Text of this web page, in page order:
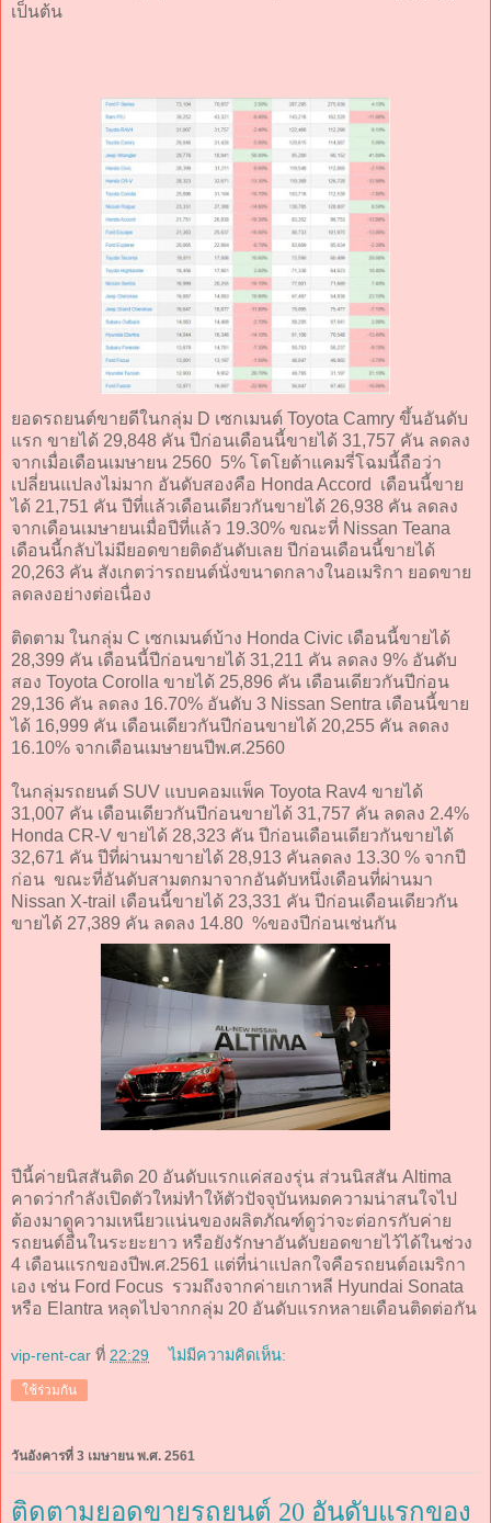
เป็นต้น
ยอดรถยนต์ขายดีในกลุ่ม D เซกเมนต์ Toyota Camry ขึ้นอันดับ
แรก ขายได้ 29,848 คัน ปีก่อนเดือนนี้ขายได้ 31,757 คัน ลดลง
จากเมื่อเดือนเมษายน 2560 5% โตโยต้าแคมรี่โฉมนี้ถือว่า
เปลี่ยนแปลงไม่มาก อันดับสองคือ Honda Accord เดือนนี้ขาย
ได้ 21,751 คัน ปีที่แล้วเดือนเดียวกันขายได้ 26,938 คัน ลดลง
จากเดือนเมษายนเมื่อปีที่แล้ว 19.30% ขณะที่ Nissan Teana
เดือนนี้กลับไม่มียอดขายติดอันดับเลย ปีก่อนเดือนนี้ขายได้
20,263 คัน สังเกตว่ารถยนต์นั่งขนาดกลางในอเมริกา ยอดขาย
ลดลงอย่างต่อเนื่อง
ติดตาม ในกลุ่ม C เซกเมนต์บ้าง Honda Civic เดือนนี้ขายได้
28,399 คัน เดือนนี้ปีก่อนขายได้ 31,211 คัน ลดลง 9% อันดับ
สอง Toyota Corolla ขายได้ 25,896 คัน เดือนเดียวกันปีก่อน
29,136 คัน ลดลง 16.70% อันดับ 3 Nissan Sentra เดือนนี้ขาย
ได้ 16,999 คัน เดือนเดียวกันปีก่อนขายได้ 20,255 คัน ลดลง
16.10% จากเดือนเมษายนปีพ.ศ.2560
ในกลุ่มรถยนต์ SUV แบบคอมแพ็ค Toyota Rav4 ขายได้
31,007 คัน เดือนเดียวกันปีก่อนขายได้ 31,757 คัน ลดลง 2.4%
Honda CR-V ขายได้ 28,323 คัน ปีก่อนเดือนเดียวกันขายได้
32,671 คัน ปีที่ผ่านมาขายได้ 28,913 คันลดลง 13.30 % จากปี
ก่อน ขณะที่อันดับสามตกมาจากอันดับหนึ่งเดือนที่ผ่านมา
Nissan X-trail เดือนนี้ขายได้ 23,331 คัน ปีก่อนเดือนเดียวกัน
ขายได้ 27,389 คัน ลดลง 14.80 %ของปีก่อนเช่นกัน
ปีนี้ค่ายนิสสันติด 20 อันดับแรกแค่สองรุ่น ส่วนนิสสัน Altima
คาดว่ากำลังเปิดตัวใหม่ทำให้ตัวปัจจุบันหมดความน่าสนใจไป
ต้องมาดูความเหนียวแน่นของผลิตภัณฑ์ดูว่าจะต่อกรกับค่าย
รถยนต์อื่นในระยะยาว หรือยังรักษาอันดับยอดขายไว้ได้ในช่วง
4 เดือนแรกของปีพ.ศ.2561 แต่ที่น่าแปลกใจคือรถยนต์อเมริกา
เอง เช่น Ford Focus รวมถึงจากค่ายเกาหลี Hyundai Sonata
หรือ Elantra หลุดไปจากกลุ่ม 20 อันดับแรกหลายเดือนติดต่อกัน
vip-rent-car ที่ 22:29 ไม่มีความคิดเห็น:
ใช้ร่วมกัน
วันอังคารที่ 3 เมษายน พ.ศ. 2561
ติดตามยอดขายรถยนต์ 20 อันดับแรกของ